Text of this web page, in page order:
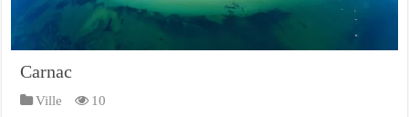
Carnac
Ville 10